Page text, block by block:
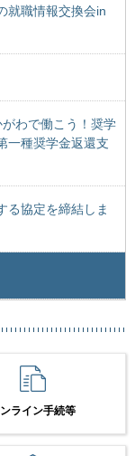
就職情報交換会in
わで働こう！奨学
一種奨学金返還支
る協定を締結しま
ライン手続等